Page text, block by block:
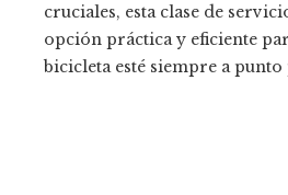
cruciales, esta clase de
opción práctica y eficiente
bicicleta esté siempre a